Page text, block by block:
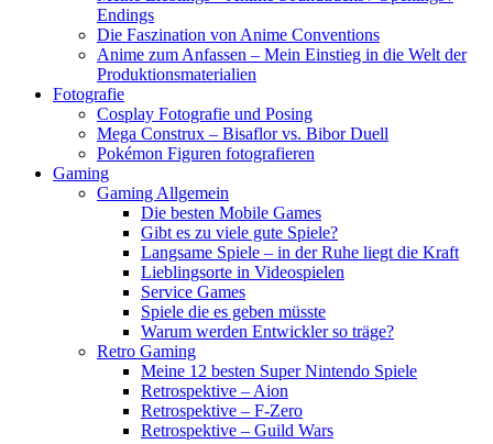
Endings
Die Faszination von Anime Conventions
Anime zum Anfassen – Mein Einstieg in die Welt der
Produktionsmaterialien
Fotografie
Cosplay Fotografie und Posing
Mega Construx – Bisaflor vs. Bibor Duell
Pokémon Figuren fotografieren
Gaming
Gaming Allgemein
Die besten Mobile Games
Gibt es zu viele gute Spiele?
Langsame Spiele – in der Ruhe liegt die Kraft
Lieblingsorte in Videospielen
Service Games
Spiele die es geben müsste
Warum werden Entwickler so träge?
Retro Gaming
Meine 12 besten Super Nintendo Spiele
Retrospektive – Aion
Retrospektive – F-Zero
Retrospektive – Guild Wars